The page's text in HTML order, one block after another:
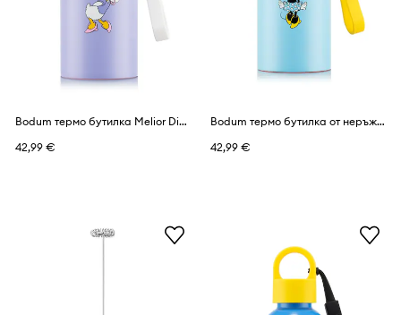
Bodum термо бутилка Melior Disney-Mickey 0,3 l
42,99 €
Bodum термо бутилка от неръждаема стомана Melior Disney-Mickey 0,3 l
42,99 €